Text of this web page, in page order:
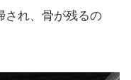
され、骨が残るの